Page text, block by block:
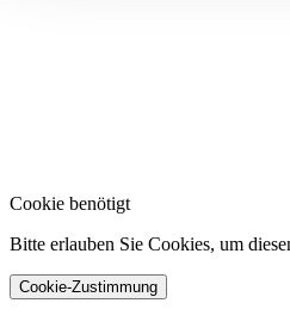
Cookie benötigt
Bitte erlauben Sie Cookies, um
Cookie-Zustimmung